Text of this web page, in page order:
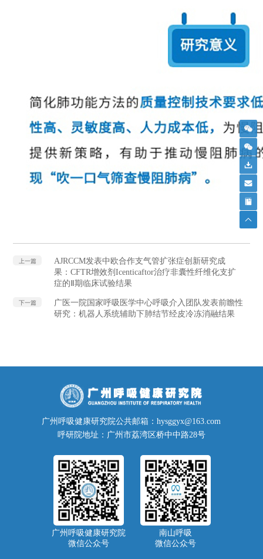
上一篇
AJRCCM发表中欧合作支气管扩张症创新研究成
果：CFTR增效剂Icenticaftor治疗非囊性纤维化支扩
症的Ⅱ期临床试验结果
下一篇
广医一院国家呼吸医学中心呼吸介入团队发表前瞻性
研究：机器人系统辅助下肺结节经皮冷冻消融结果
广州呼吸健康研究院公共邮箱：hysggyx@163.com
呼研院地址：广州市荔湾区桥中中路28号
广州呼吸健康研究院
微信公众号
南山呼吸
微信公众号